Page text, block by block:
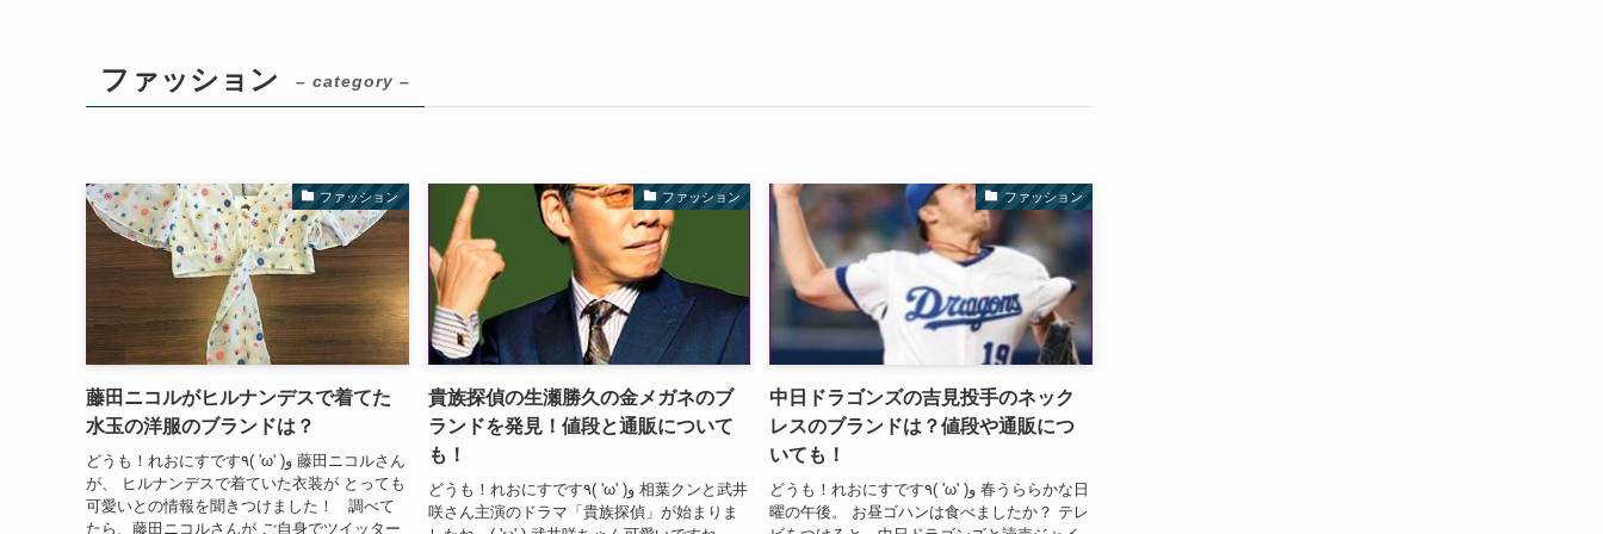
ファッション – category –
ファッション
藤田ニコルがヒルナンデスで着てた
水玉の洋服のブランドは？
どうも！れおにすです٩( 'ω' )و 藤田ニコルさん
が、 ヒルナンデスで着ていた衣装が とっても
可愛いとの情報を聞きつけました！ 調べて
たら、藤田ニコルさんが ご自身でツイッター
ファッション
貴族探偵の生瀬勝久の金メガネのブ
ランドを発見！値段と通販について
も！
どうも！れおにすです٩( 'ω' )و 相葉クンと武井
咲さん主演のドラマ「貴族探偵」が始まりま
ファッション
中日ドラゴンズの吉見投手のネック
レスのブランドは？値段や通販につ
いても！
どうも！れおにすです٩( 'ω' )و 春うららかな日
曜の午後。 お昼ゴハンは食べましたか？ テレ